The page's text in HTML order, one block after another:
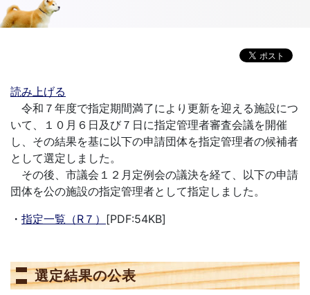
読み上げる
令和７年度で指定期間満了により更新を迎える施設につ
いて、１０月６日及び７日に指定管理者審査会議を開催
し、その結果を基に以下の申請団体を指定管理者の候補者
として選定しました。
その後、市議会１２月定例会の議決を経て、以下の申請
団体を公の施設の指定管理者として指定しました。
・ 指定一覧（R７） [PDF:54KB]
選定結果の公表